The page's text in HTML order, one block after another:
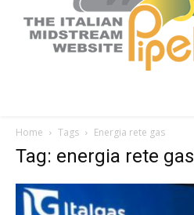
Home Tags Energia rete gas
Tag: energia rete gas